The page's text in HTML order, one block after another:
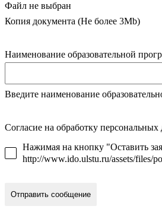
Файл не выбран
Копия документа (Не более 3Mb)
Наименование образовательной
Введите наименование
Согласие на обработку
Нажимая на кнопку "Оставить
http://www.ido.ulstu.ru/assets/files/
Отправить сообщение